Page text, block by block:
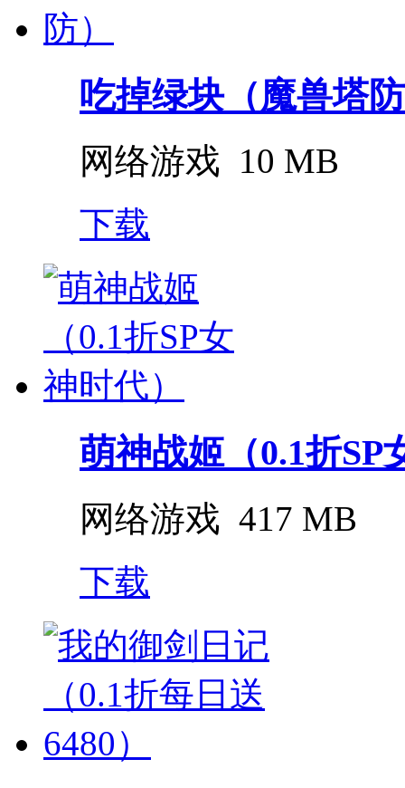
吃掉绿块（魔兽塔
网络游戏 10 MB
下载
萌神战姬（0.1折SP
网络游戏 417 MB
下载